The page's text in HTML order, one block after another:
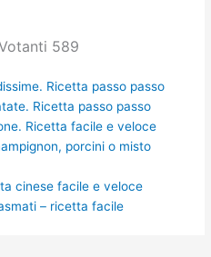
589
Ricetta passo passo
Ricetta passo passo
Ricetta facile e veloce
porcini o misto
cinese facile e veloce
– ricetta facile